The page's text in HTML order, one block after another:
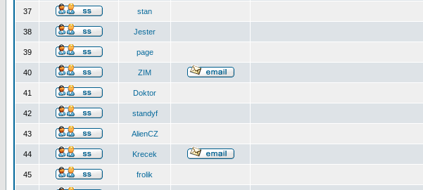
37 stan
38 Jester
39 page
40 ZIM
41 Doktor
42 standyf
43 AlienCZ
44 Krecek
45 frolik